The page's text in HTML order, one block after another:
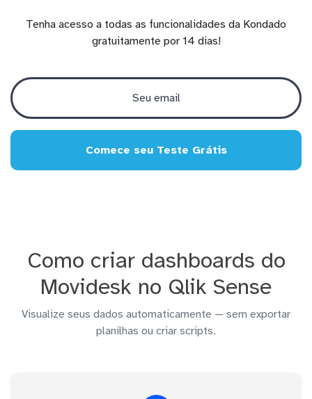
Tenha acesso a todas as funcionalidades da Kondado
gratuitamente por 14 dias!
Comece seu Teste Grátis
Como criar dashboards do
Movidesk no Qlik Sense
Visualize seus dados automaticamente — sem exportar
planilhas ou criar scripts.